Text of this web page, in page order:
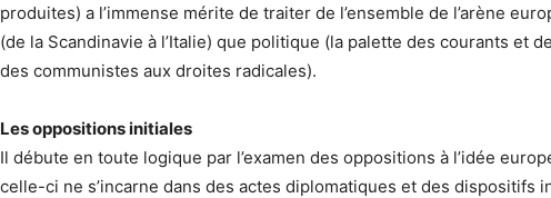
produites) a l’immense mérite de traiter de l’ensemble de l’arène
(de la Scandinavie à l’Italie) que politique (la palette des courants et
des communistes aux droites radicales).
Les oppositions initiales
Il débute en toute logique par l’examen des oppositions à l’idée
celle-ci ne s’incarne dans des actes diplomatiques et des dispositifs